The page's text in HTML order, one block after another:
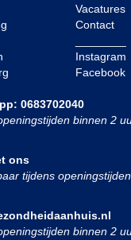
Vacatures
Contact
Instagram
Facebook
0683702040
binnen 2
ons
tijdens openingstijden
binnen 2